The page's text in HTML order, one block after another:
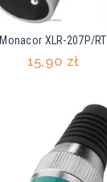
Monacor XLR-207P/RT
15,90 zł